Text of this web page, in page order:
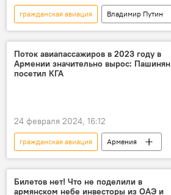
гражданская авиация
Владимир Путин
самолет
Россия
Поток авиапассажиров в 2023 году в
Армении значительно вырос: Пашинян
посетил КГА
24 февраля 2024, 16:12
гражданская авиация
Армения
Пашинян Никол
отчет
Билетов нет! Что не поделили в
армянском небе инвесторы из ОАЭ и